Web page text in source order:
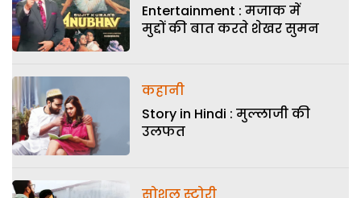
Entertainment : मजाक में
मुद्दों की बात करते शेखर सुमन
कहानी
Story in Hindi : मुल्लाजी की
उलफत
सोशल स्टोरी